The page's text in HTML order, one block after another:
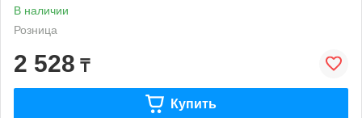
В наличии
Розница
2 528 ₸
Купить